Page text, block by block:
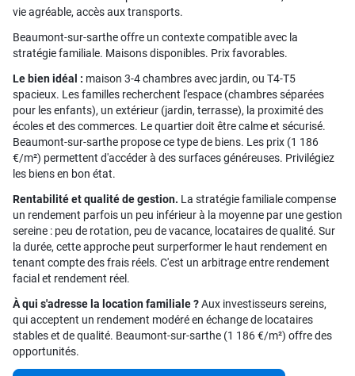
vie agréable, accès aux transports.
Beaumont-sur-sarthe offre un contexte compatible avec la
stratégie familiale. Maisons disponibles. Prix favorables.
Le bien idéal : maison 3-4 chambres avec jardin, ou T4-T5
spacieux. Les familles recherchent l'espace (chambres séparées
pour les enfants), un extérieur (jardin, terrasse), la proximité des
écoles et des commerces. Le quartier doit être calme et sécurisé.
Beaumont-sur-sarthe propose ce type de biens. Les prix (1 186
€/m²) permettent d'accéder à des surfaces généreuses. Privilégiez
les biens en bon état.
Rentabilité et qualité de gestion. La stratégie familiale compense
un rendement parfois un peu inférieur à la moyenne par une gestion
sereine : peu de rotation, peu de vacance, locataires de qualité. Sur
la durée, cette approche peut surperformer le haut rendement en
tenant compte des frais réels. C'est un arbitrage entre rendement
facial et rendement réel.
À qui s'adresse la location familiale ?Aux investisseurs sereins,
qui acceptent un rendement modéré en échange de locataires
stables et de qualité. Beaumont-sur-sarthe (1 186 €/m²) offre des
opportunités.